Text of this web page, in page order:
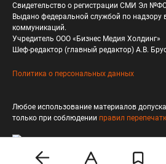
Свидетельство о регистрации СМИ Эл
Выдано федеральной службой по надзору
коммуникаций.
Учредитель ООО «Бизнес Медия Холдинг»
Шеф-редактор (главный редактор) А.В.
Политика о персональных данных
Любое использование материалов
только при соблюдении правил